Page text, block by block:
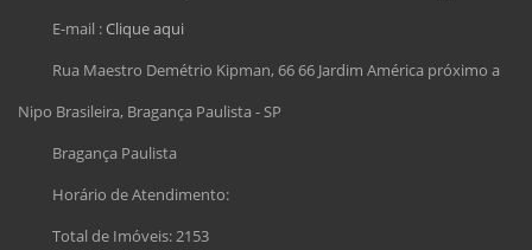
E-mail :Clique aqui
Rua Maestro Demétrio Kipman, 66 66 Jardim América próximo a
Nipo Brasileira, Bragança Paulista - SP
Bragança Paulista
Horário de Atendimento:
Total de Imóveis: 2153